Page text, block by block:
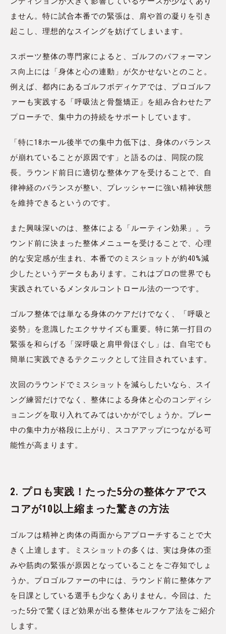
ません。特に試合本番での緊張は、肩や首の凝りを引き
起こし、理想的なスイングを妨げてしまいます。
スポーツ整体の専門家によると、ゴルフのパフォーマン
ス向上には「身体と心の連動」が欠かせないとのこと。
例えば、都内にあるゴルフボディケアでは、プロゴルフ
ァーも実践する「呼吸法と骨盤矯正」を組み合わせたア
プローチで、集中力の持続をサポートしています。
「特に18ホール後半での集中力低下は、身体のバランス
が崩れていることが原因です」と語るのは、同院の院
長。ラウンド前日に適切な整体ケアを受けることで、自
律神経のバランスが整い、プレッシャーに強い精神状態
を維持できるというのです。
また興味深いのは、整体による「ルーティン効果」。ラ
ウンド前に決まった整体メニューを受けることで、心理
的な安定感が生まれ、本番でのミスショットが約40%減
少したというデータもあります。これはプロの世界でも
実践されているメンタルコントロール法の一つです。
ゴルフ整体では単なる身体のケアだけでなく、「呼吸と
姿勢」を意識したエクササイズも重要。特に第一打目の
緊張を和らげる「深呼吸と肩甲骨ほぐし」は、自宅でも
簡単に実践できるテクニックとして注目されています。
次回のラウンドでミスショットを減らしたいなら、スイ
ング練習だけでなく、整体による身体と心のコンディシ
ョニングを取り入れてみてはいかがでしょうか。プレー
中の集中力が格段に上がり、スコアアップにつながる可
能性が高まります。
2. プロも実践！たった5分の整体ケアでス
コアが10以上縮まった驚きの方法
ゴルフは精神と肉体の両面からアプローチすることで大
きく上達します。ミスショットの多くは、実は身体の歪
みや筋肉の緊張が原因となっていることをご存知でしょ
うか。プロゴルファーの中には、ラウンド前に整体ケア
を日課としている選手も少なくありません。今回は、た
った5分で驚くほど効果が出る整体セルフケア法をご紹介
します。